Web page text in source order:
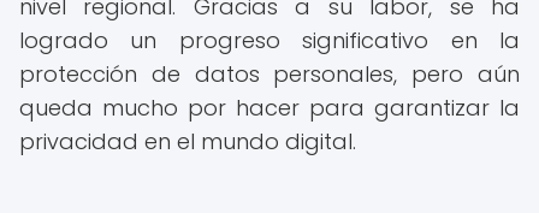
nivel regional. Gracias a su labor, se ha
logrado un progreso significativo en la
protección de datos personales, pero aún
queda mucho por hacer para garantizar la
privacidad en el mundo digital.